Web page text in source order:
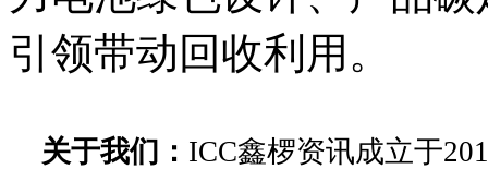
引领带动回收利用。
关于我们： ICC鑫椤资讯成立于